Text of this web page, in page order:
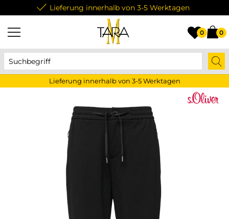
Lieferung innerhalb von 3-5 Werktagen
0 0
Lieferung innerhalb von 3-5 Werktagen